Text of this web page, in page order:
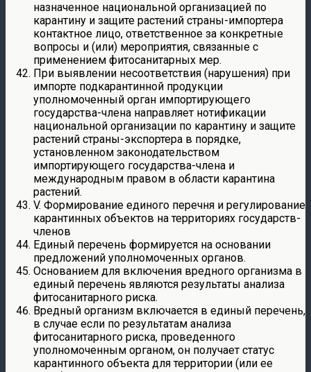
назначенное национальной организацией по
карантину и защите растений страны-импортера
контактное лицо, ответственное за конкретные
вопросы и (или) мероприятия, связанные с
применением фитосанитарных мер.
При выявлении несоответствия (нарушения) при
импорте подкарантинной продукции
уполномоченный орган импортирующего
государства-члена направляет нотификации
национальной организации по карантину и защите
растений страны-экспортера в порядке,
установленном законодательством
импортирующего государства-члена и
международным правом в области карантина
растений.
V. Формирование единого перечня и регулирование
карантинных объектов на территориях государств-
членов
Единый перечень формируется на основании
предложений уполномоченных органов.
Основанием для включения вредного организма в
единый перечень являются результаты анализа
фитосанитарного риска.
Вредный организм включается в единый перечень,
в случае если по результатам анализа
фитосанитарного риска, проведенного
уполномоченным органом, он получает статус
карантинного объекта для территории (или ее